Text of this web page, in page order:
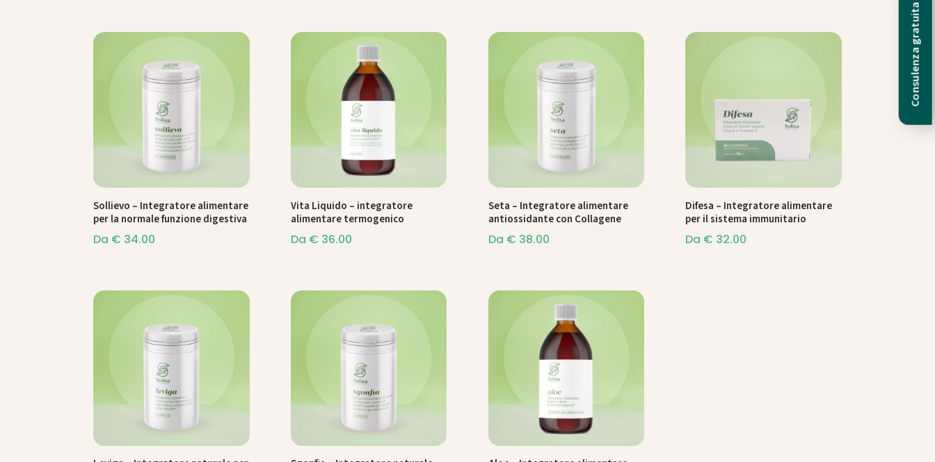
Sollievo – Integratore alimentare
per la normale funzione digestiva
Da € 34.00
Vita Liquido – integratore
alimentare termogenico
Da € 36.00
Seta – Integratore alimentare
antiossidante con Collagene
Da € 38.00
Difesa – Integratore alimentare
per il sistema immunitario
Da € 32.00
Consulenza gratuita